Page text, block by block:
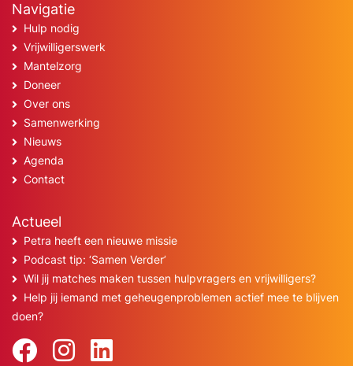
Navigatie
Hulp nodig
Vrijwilligerswerk
Mantelzorg
Doneer
Over ons
Samenwerking
Nieuws
Agenda
Contact
Actueel
Petra heeft een nieuwe missie
Podcast tip: ‘Samen Verder’
Wil jij matches maken tussen hulpvragers en vrijwilligers?
Help jij iemand met geheugenproblemen actief mee te blijven
doen?